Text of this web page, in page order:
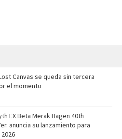
Canvas se queda sin tercera
el momento
EX Beta Merak Hagen 40th
anuncia su lanzamiento para